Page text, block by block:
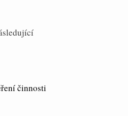
činnosti